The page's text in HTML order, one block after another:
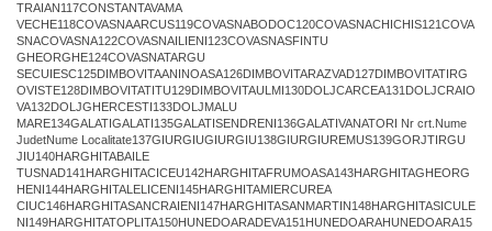
TRAIAN117CONSTANTAVAMA
VECHE118COVASNAARCUS119COVASNABODOC120COVASNACHICHIS121COVA
SNACOVASNA122COVASNAILIENI123COVASNASFINTU
GHEORGHE124COVASNATARGU
SECUIESC125DIMBOVITAANINOASA126DIMBOVITARAZVAD127DIMBOVITATIRG
OVISTE128DIMBOVITATITU129DIMBOVITAULMI130DOLJCARCEA131DOLJCRAIO
VA132DOLJGHERCESTI133DOLJMALU
MARE134GALATIGALATI135GALATISENDRENI136GALATIVANATORI Nr crt.Nume
JudetNume Localitate137GIURGIUGIURGIU138GIURGIUREMUS139GORJTIRGU
JIU140HARGHITABAILE
TUSNAD141HARGHITACICEU142HARGHITAFRUMOASA143HARGHITAGHEORG
HENI144HARGHITALELICENI145HARGHITAMIERCUREA
CIUC146HARGHITASANCRAIENI147HARGHITASANMARTIN148HARGHITASICULE
NI149HARGHITATOPLITA150HUNEDOARADEVA151HUNEDOARAHUNEDOARA15